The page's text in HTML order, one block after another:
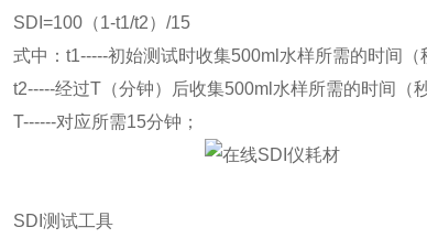
SDI=100（1-t1/t2）/15
式中：t1-----初始测试时收集500ml水样所需的时间（
t2-----经过T（分钟）后收集500ml水样所需的时间（
T------对应所需15分钟；
SDI测试工具